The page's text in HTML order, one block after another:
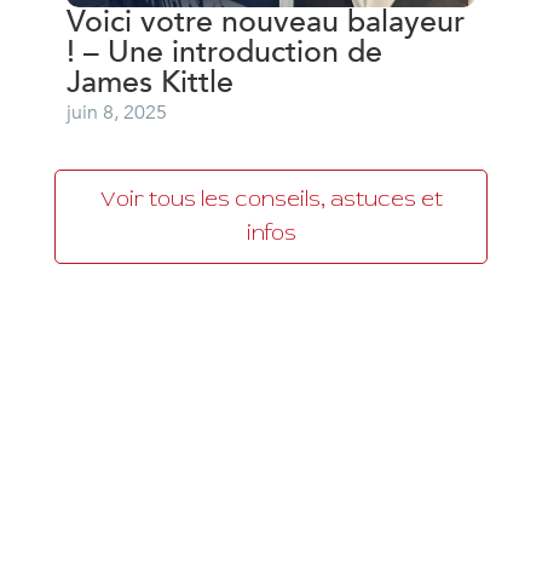
Voici votre nouveau balayeur
! – Une introduction de
James Kittle
juin 8, 2025
Voir tous les conseils, astuces et
infos